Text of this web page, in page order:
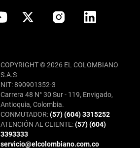
COPYRIGHT © 2026 EL COLOMBIANO
S.A.S
NIT: 890901352-3
Carrera 48 N° 30 Sur - 119, Envigado,
Antioquia, Colombia.
CONMUTADOR:(57) (604) 3315252
ATENCIÓN AL CLIENTE:(57) (604)
3393333
servicio@elcolombiano.com.co